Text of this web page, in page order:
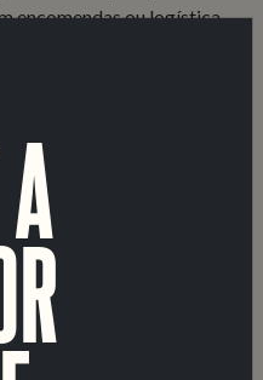
encomendas ou logística.
em funções similares,
ou coordenação da
FMCG, bebidas ou hotelaria
e atenção ao